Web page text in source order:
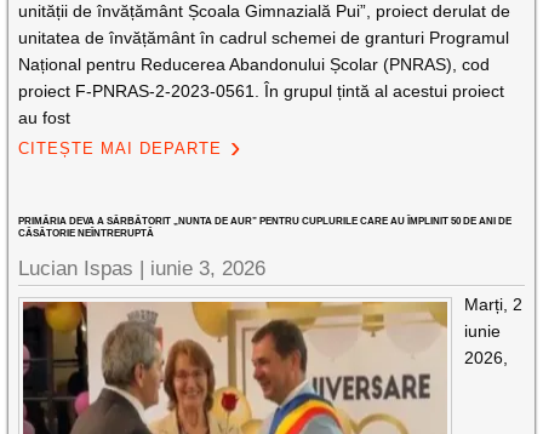
unității de învățământ Școala Gimnazială Pui”, proiect derulat de
unitatea de învățământ în cadrul schemei de granturi Programul
Național pentru Reducerea Abandonului Școlar (PNRAS), cod
proiect F-PNRAS-2-2023-0561. În grupul țintă al acestui proiect
au fost
CITEȘTE MAI DEPARTE
PRIMĂRIA DEVA A SĂRBĂTORIT „NUNTA DE AUR” PENTRU CUPLURILE CARE AU ÎMPLINIT 50 DE ANI DE
CĂSĂTORIE NEÎNTRERUPTĂ
Lucian Ispas | iunie 3, 2026
Marți, 2
iunie
2026,